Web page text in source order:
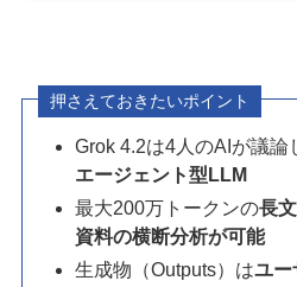
押さえておきたいポイント
Grok 4.2は4人のAIが議論
エージェント型LLM
最大200万トークンの長
資料の横断分析が可能
生成物（Outputs）はユー